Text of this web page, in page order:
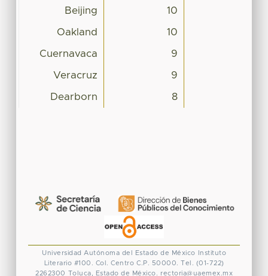
Beijing 10
Oakland 10
Cuernavaca 9
Veracruz 9
Dearborn 8
Universidad Autónoma del Estado de México
Instituto
Literario #100. Col. Centro C.P. 50000. Tel. (01-722)
2262300 Toluca, Estado de México. rectoria@uaemex.mx